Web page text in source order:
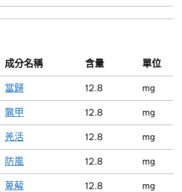
成分名稱 含量 單位
當歸 12.8 mg
鼈甲 12.8 mg
羌活 12.8 mg
防風 12.8 mg
萆薢 12.8 mg